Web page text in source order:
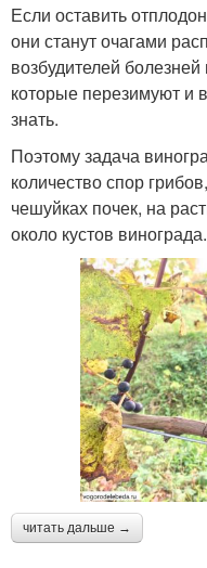
Если оставить
они станут очагами
возбудителей
которые перезимуют и
знать.
Поэтому задача
количество спор
чешуйках почек, на
около кустов винограда.
читать дальше →